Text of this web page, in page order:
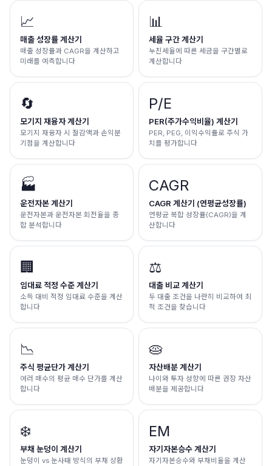
📈
매출 성장률 계산기
매출 성장률과 CAGR을 계산하고
미래를 예측합니다
📊
세율 구간 계산기
누진세율에 따른 세금을 구간별로
계산합니다
🔄
모기지 재융자 계산기
모기지 재융자 시 절감액과 손익분
기점을 계산합니다
P/E
PER(주가수익비율) 계산기
PER, PEG, 이익수익률로 주식 가
치를 평가합니다
🏭
운전자본 계산기
운전자본과 운전자본 회전율을 종
합 분석합니다
CAGR
CAGR 계산기 (연평균성장률)
연평균 복합 성장률(CAGR)을 계
산합니다
🏢
임대료 적정 수준 계산기
소득 대비 적정 임대료 수준을 계산
합니다
⚖️
대출 비교 계산기
두 대출 조건을 나란히 비교하여 최
적 조건을 찾습니다
📉
주식 평균단가 계산기
여러 매수의 평균 매수 단가를 계산
합니다
🥧
자산배분 계산기
나이와 투자 성향에 따른 권장 자산
배분을 제공합니다
❄️
부채 눈덩이 계산기
눈덩이 vs 눈사태 방식의 부채 상환
EM
자기자본승수 계산기
자기자본승수와 부채비율을 계산